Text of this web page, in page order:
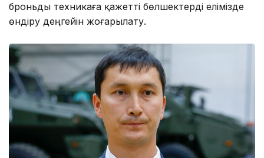
броньды техникаға қажетті бөлшектерді елімізде
өндіру деңгейін жоғарылату.